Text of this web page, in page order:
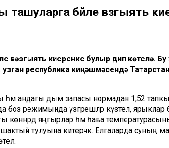
ташуларга бәйле вәзгыять
вәзгыять киеренке булыр дип көтелә. Бу
республика киңәшмәсендә
андагы дым запасы нормадан 1,52
боз режимында үзгәрешләр күзәтелә,
көннәрдә яңгырлар һәм һава
тулуына китерәчәк. Елгаларда суның